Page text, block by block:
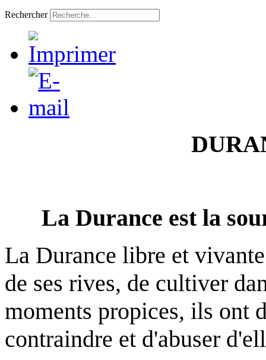
Rechercher
La Durance est la
La Durance libre et
de ses rives, de cultiver
moments propices, ils ont
contraindre et d'abuser